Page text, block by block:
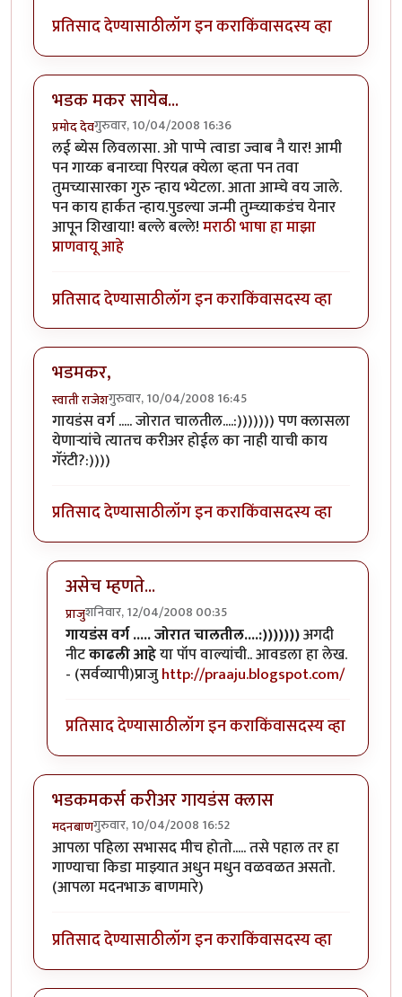
प्रतिसाद देण्यासाठीलॉग इन कराकिंवासदस्य व्हा
भडक मकर सायेब...
प्रमोद देवगुरुवार, 10/04/2008 16:36
लई ब्येस लिवलासा. ओ पाप्पे त्वाडा ज्वाब नै यार! आमी
पन गाय्क बनाय्चा पिरयत्न क्येला व्हता पन तवा
तुमच्यासारका गुरु न्हाय भ्येटला. आता आम्चे वय जाले.
पन काय हार्कत न्हाय.पुडल्या जन्मी तुम्च्याकडंच येनार
आपून शिखाया! बल्ले बल्ले!मराठी भाषा हा माझा
प्राणवायू आहे
प्रतिसाद देण्यासाठीलॉग इन कराकिंवासदस्य व्हा
भडमकर,
स्वाती राजेशगुरुवार, 10/04/2008 16:45
गायडंस वर्ग ..... जोरात चालतील....:))))))) पण क्लासला
येणार्‍यांचे त्यातच करीअर होईल का नाही याची काय
गॅरंटी?:))))
प्रतिसाद देण्यासाठीलॉग इन कराकिंवासदस्य व्हा
असेच म्हणते...
प्राजुशनिवार, 12/04/2008 00:35
In reply toभडमकर,byस्वाती राजेश
गायडंस वर्ग ..... जोरात चालतील....:)))))))अगदी
नीटकाढली आहेया पॉप वाल्यांची.. आवडला हा लेख.
- (सर्वव्यापी)प्राजुhttp://praaju.blogspot.com/
प्रतिसाद देण्यासाठीलॉग इन कराकिंवासदस्य व्हा
भडकमकर्स करीअर गायडंस क्लास
मदनबाणगुरुवार, 10/04/2008 16:52
आपला पहिला सभासद मीच होतो..... तसे पहाल तर हा
गाण्याचा किडा माझ्यात अधुन मधुन वळवळत असतो.
(आपला मदनभाऊ बाणमारे)
प्रतिसाद देण्यासाठीलॉग इन कराकिंवासदस्य व्हा